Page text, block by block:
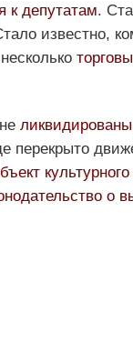
к депутатам.
известно,
перекрыто
о